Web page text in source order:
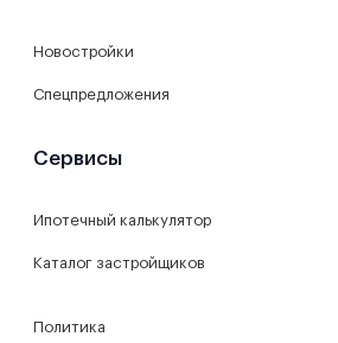
Новостройки
Спецпредложения
Сервисы
Ипотечный калькулятор
Каталог застройщиков
Политика